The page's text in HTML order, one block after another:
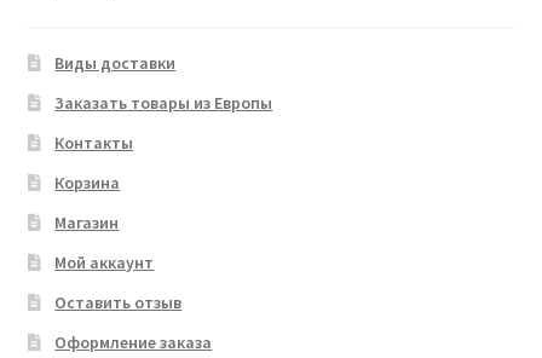
Виды доставки
Заказать товары из Европы
Контакты
Корзина
Магазин
Мой аккаунт
Оставить отзыв
Оформление заказа